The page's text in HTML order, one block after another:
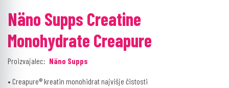
Näno Supps Creatine
Monohydrate Creapure
Proizvajalec: Näno Supps
• Creapure® kreatin monohidrat najvišje čistosti